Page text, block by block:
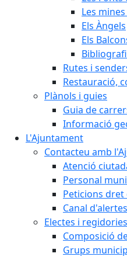
Les
Els Àngels
Els
Rutes i
Restauració,
Plànols i guies
Guia de
Informació
L'Ajuntament
Contacteu amb
Atenció
Personal
Peticions dret
Canal
Electes i regidories
Composició
Grups